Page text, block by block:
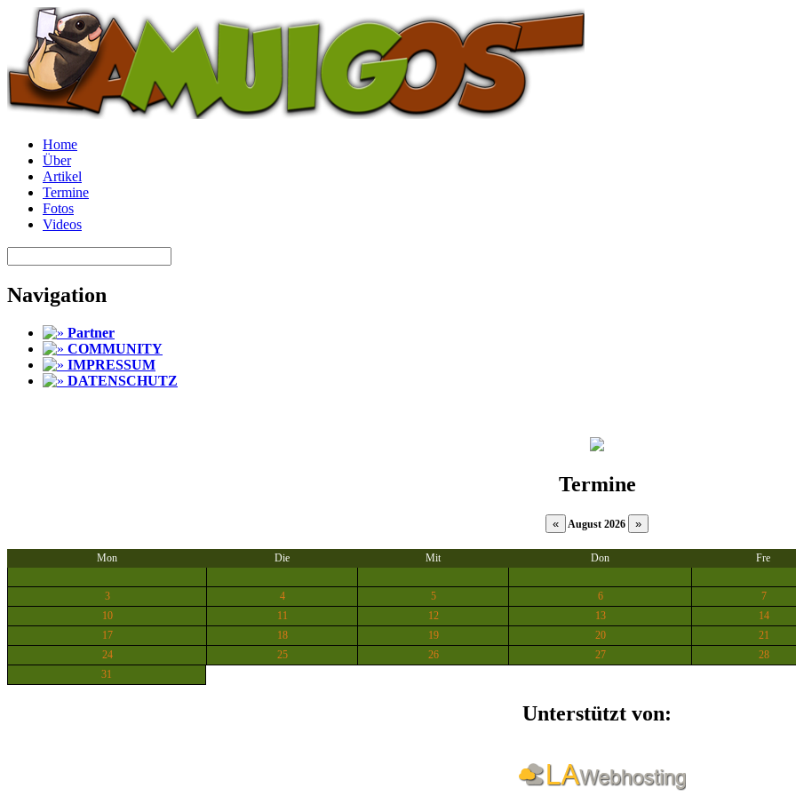
Home
Über
Artikel
Termine
Fotos
Videos
Navigation
Partner
COMMUNITY
IMPRESSUM
DATENSCHUTZ
Termine
August 2026
Mon Die Mit Don Fre
3
4 5 6 7
10
11 12 13 14
17
18 19 20 21
24
25 26 27 28
31
Unterstützt von: